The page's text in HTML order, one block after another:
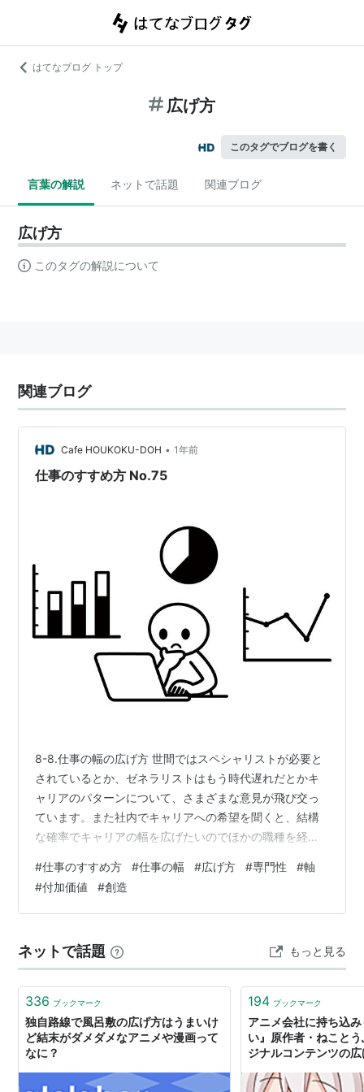
はてなブログ トップ
広げ方
このタグでブログを書く
言葉の解説 ネットで話題 関連ブログ
広げ方
このタグの解説について
関連ブログ
Cafe HOUKOKU-DOH • 1年前
仕事のすすめ方 No.75
8-8.仕事の幅の広げ方 世間ではスペシャリストが必要と
されているとか、ゼネラリストはもう時代遅れだとかキ
ャリアのパターンについて、さまざまな意見が飛び交っ
ています。また社内でキャリアへの希望を聞くと、結構
な確率でキャリアの幅を広げたいのでほかの職種を経験
り、また綿密に計画したからといって、そのとおりにな
るわけでもないのですが、実態をしっかりと踏まえたう
えで考えるということは大切なことですので、わが国の
が、連合総研が1995年に実施した「新しい働き方に関す
る個人調査」によると、企業内キャリア…
#仕事のすすめ方 #仕事の幅 #広げ方 #専門性 #軸
#付加価値 #創造
ネットで話題 もっと見る
336 ブックマーク
独自路線で風呂敷の広げ方はうまいけ
ど結末がダメダメなアニメや漫画って
なに？
194 ブックマーク
アニメ会社に持ち込
い』原作者・ねこと
ジナルコンテンツの